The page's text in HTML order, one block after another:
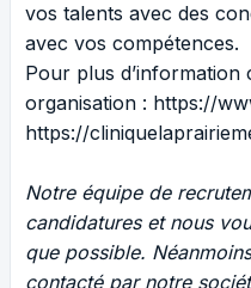
vos talents avec des
avec vos compétences.
Pour plus
organisation : https://
https://
Notre équipe de
candidatures et nous
que possible.
contacté par notre